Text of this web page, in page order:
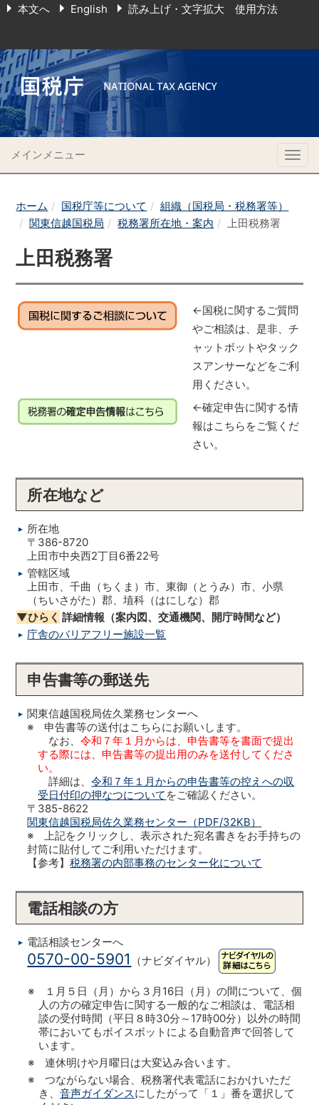
本文へ English 読み上げ・文字拡大 使用方法
メインメニュー
ホーム 国税庁等について
組織（国税局・税務署等）
関東信越国税局
税務署所在地・案内 上田税務署
上田税務署
←国税に関するご質問
やご相談は、是非、チ
ャットボットやタック
スアンサーなどをご利
用ください。
←確定申告に関する情
報はこちらをご覧くだ
さい。
所在地など
所在地
〒386-8720
上田市中央西2丁目6番22号
管轄区域
上田市、千曲（ちくま）市、東御（とうみ）市、小県
（ちいさがた）郡、埴科（はにしな）郡
▼ひらく 詳細情報（案内図、交通機関、開庁時間など）
庁舎のバリアフリー施設一覧
申告書等の郵送先
関東信越国税局佐久業務センターへ
※ 申告書等の送付はこちらにお願いします。
なお、令和７年１月からは、申告書等を書面で提出
する際には、申告書等の提出用のみを送付してくださ
い。
詳細は、令和７年１月からの申告書等の控えへの収
受日付印の押なつについて をご確認ください。
〒385-8622
関東信越国税局佐久業務センター（PDF/32KB）
※ 上記をクリックし、表示された宛名書きをお手持ちの
封筒に貼付してご利用いただけます。
【参考】税務署の内部事務のセンター化について
電話相談の方
電話相談センターへ
0570-00-5901 （ナビダイヤル）
※ １月５日（月）から３月16日（月）の間について、個
人の方の確定申告に関する一般的なご相談は、電話相
談の受付時間（平日８時30分～17時00分）以外の時間
帯においてもボイスボットによる自動音声で回答して
います。
※ 連休明けや月曜日は大変込み合います。
※ つながらない場合、税務署代表電話におかけいただ
き、音声ガイダンスにしたがって「１」番を選択して